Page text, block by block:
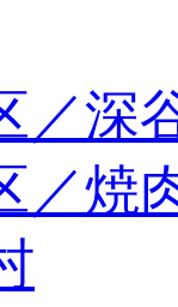
／深
／焼